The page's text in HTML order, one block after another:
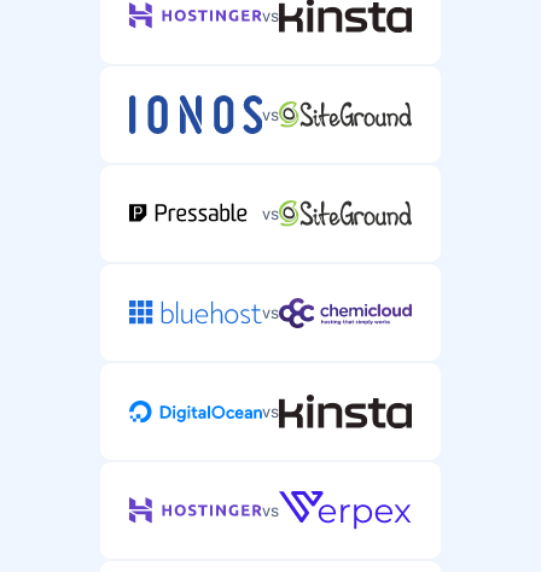
vs
vs
vs
vs
vs
vs